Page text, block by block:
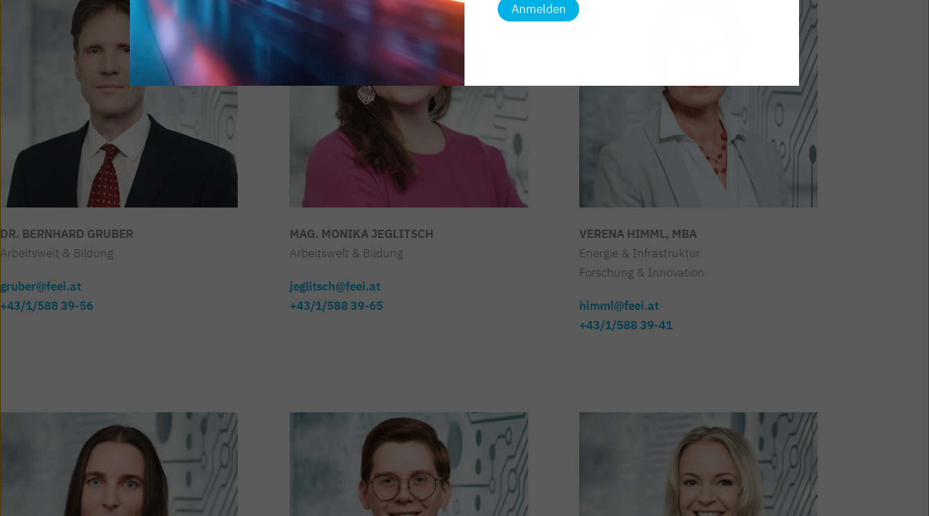
DR. BERNHARD GRUBER
Arbeitswelt & Bildung
gruber@feei.at
+43/1/588 39-56
MAG. MONIKA JEGLITSCH
Arbeitswelt & Bildung
jeglitsch@feei.at
+43/1/588 39-65
VERENA HIMML, MBA
Energie & Infrastruktur
Forschung & Innovation
himml@feei.at
+43/1/588 39-41
Anmelden